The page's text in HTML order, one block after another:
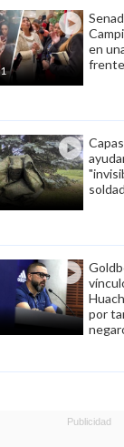
en
frente
por